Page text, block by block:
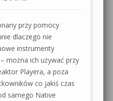
przy pomocy
dlaczego nie
instrumenty
można ich używać przy
Playera, a poza
co jakiś czas
samego Native